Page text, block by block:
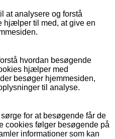
at analysere og forstå
hjælper til med, at give en
hvordan besøgende
hjælper med
besøger hjemmesiden,
til analyse.
for at besøgende får de
cookies følger besøgende på
informationer som kan